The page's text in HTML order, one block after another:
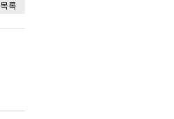
목록